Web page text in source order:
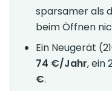
sparsamer als
beim Öffnen
Ein Neugerät
74 €/Jahr, ein
€.